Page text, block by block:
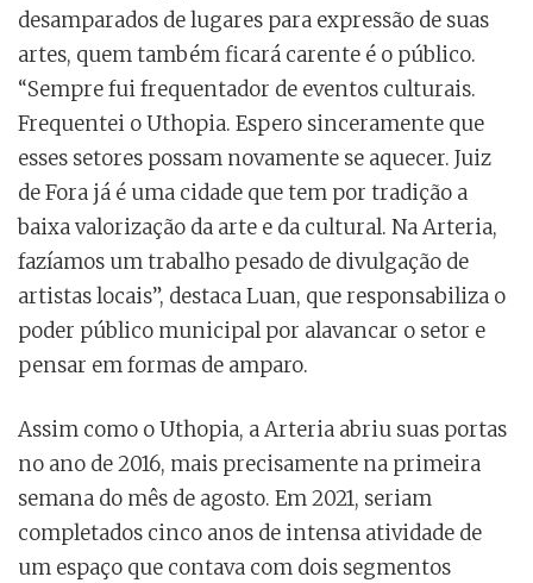
desamparados de lugares para expressão de suas
artes, quem também ficará carente é o público.
“Sempre fui frequentador de eventos culturais.
Frequentei o Uthopia. Espero sinceramente que
esses setores possam novamente se aquecer. Juiz
de Fora já é uma cidade que tem por tradição a
baixa valorização da arte e da cultural. Na Arteria,
fazíamos um trabalho pesado de divulgação de
artistas locais”, destaca Luan, que responsabiliza o
poder público municipal por alavancar o setor e
pensar em formas de amparo.
Assim como o Uthopia, a Arteria abriu suas portas
no ano de 2016, mais precisamente na primeira
semana do mês de agosto. Em 2021, seriam
completados cinco anos de intensa atividade de
um espaço que contava com dois segmentos